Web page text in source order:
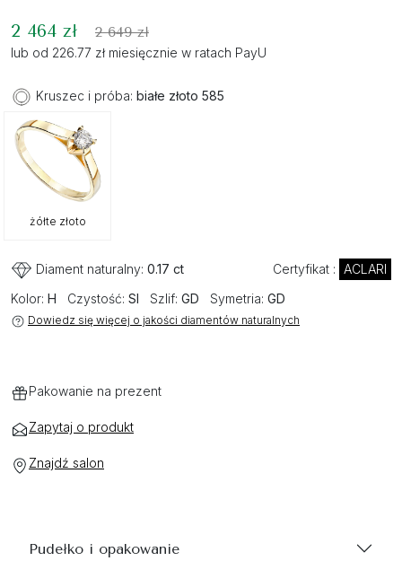
2 464 zł 2 649 zł
lub od 226.77 zł miesięcznie w ratach PayU
Kruszec i próba: białe złoto 585
żółte złoto
Diament naturalny: 0.17 ct Certyfikat : ACLARI
Kolor: H Czystość: SI Szlif: GD Symetria: GD
Dowiedz się więcej o jakości diamentów naturalnych
Pakowanie na prezent
Zapytaj o produkt
Znajdź salon
Pudełko i opakowanie